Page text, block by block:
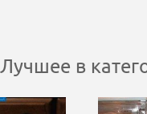
Лучшее в